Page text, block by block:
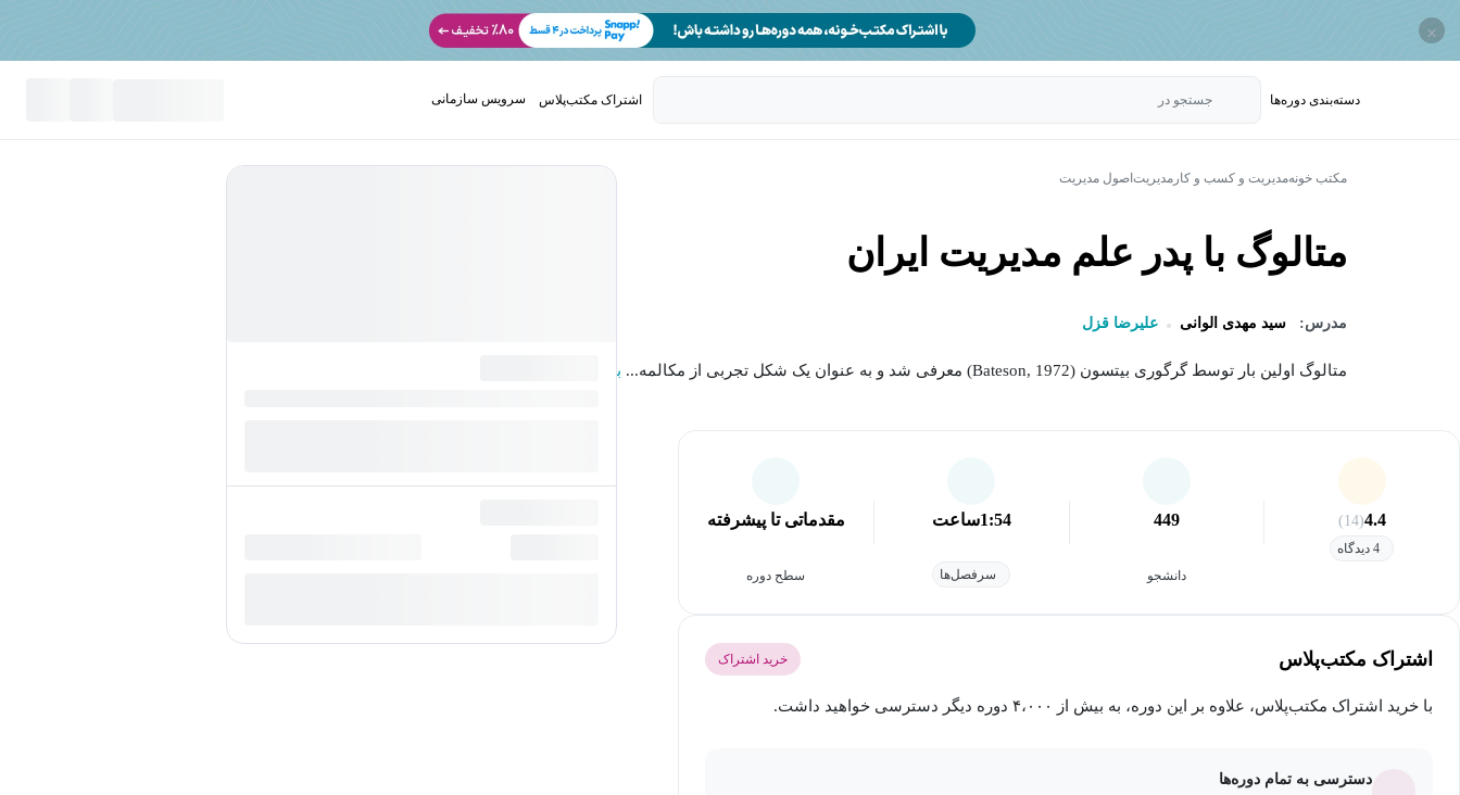
×
دسته‌بندی‌ دوره‌ها جستجو در اشتراک مکتب‌پلاس سرویس سازمانی
مکتب خونهمدیریت و کسب و کار مدیریت اصول مدیریت
متالوگ با پدر علم مدیریت ایران
مدرس: سید مهدی الوانی علیرضا قزل
متالوگ اولین بار توسط گرگوری بیتسون (Bateson, 1972) معرفی شد و به عنوان یک شکل تجربی از مکالمه... بیشتر
4.4
(14)
4 دیدگاه
449
دانشجو
1:54ساعت
سرفصل‌ها
مقدماتی تا پیشرفته
سطح دوره
اشتراک مکتب‌پلاس خرید اشتراک
با خرید اشتراک مکتب‌پلاس، علاوه بر این دوره، به بیش از ۴،۰۰۰ دوره دیگر دسترسی خواهید داشت.
دسترسی به تمام دوره‌ها